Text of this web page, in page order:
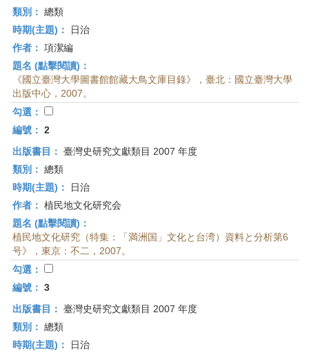
類別： 總類
時期(主題)：
日治
作者： 項潔編
題名 (點擊閱讀)：
《國立臺灣大學圖書館館藏大鳥文庫目錄》，臺北：國立臺灣大學
出版中心，2007。
勾選：
編號： 2
出版書目： 臺灣史研究文獻類目 2007 年度
類別： 總類
時期(主題)：
日治
作者： 植民地文化研究会
題名 (點擊閱讀)：
植民地文化研究（特集：「満洲国」文化と台湾）資料と分析第6
号》，東京：不二，2007。
勾選：
編號： 3
出版書目： 臺灣史研究文獻類目 2007 年度
類別： 總類
時期(主題)：
日治